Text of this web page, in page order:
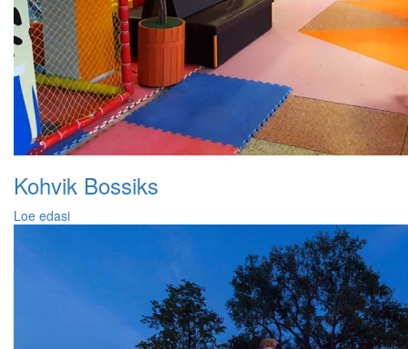
Kohvik Bossiks
Loe edasi